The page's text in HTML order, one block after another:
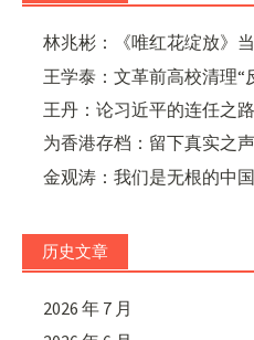
林兆彬：《唯红花绽放》
王学泰：文革前高校清理“
王丹：论习近平的连任之路
为香港存档：留下真实之
金观涛：我们是无根的中
历史文章
2026 年 7 月